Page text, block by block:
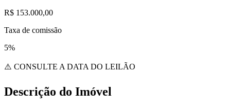
R$ 153.000,00
Taxa de comissão
5%
⚠️ CONSULTE A DATA DO LEILÃO
Descrição do Imóvel